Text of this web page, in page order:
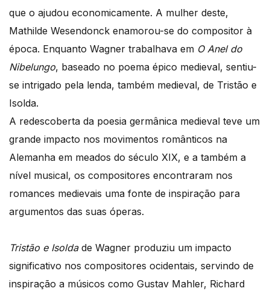
que o ajudou economicamente. A mulher deste,
Mathilde Wesendonck enamorou-se do compositor à
época. Enquanto Wagner trabalhava em O Anel do
Nibelungo, baseado no poema épico medieval, sentiu-
se intrigado pela lenda, também medieval, de Tristão e
Isolda.
A redescoberta da poesia germânica medieval teve um
grande impacto nos movimentos românticos na
Alemanha em meados do século XIX, e a também a
nível musical, os compositores encontraram nos
romances medievais uma fonte de inspiração para
argumentos das suas óperas.
Tristão e Isoldade Wagner produziu um impacto
significativo nos compositores ocidentais, servindo de
inspiração a músicos como Gustav Mahler, Richard